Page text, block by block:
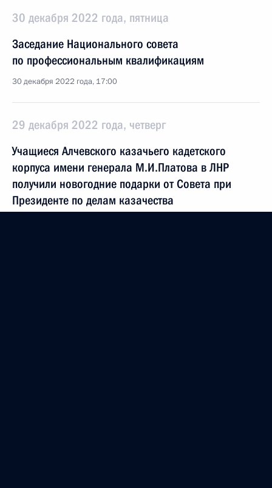
30 декабря 2022 года, пятница
Заседание Национального совета
по профессиональным квалификациям
30 декабря 2022 года, 17:00
29 декабря 2022 года, четверг
Учащиеся Алчевского казачьего кадетского
корпуса имени генерала М.И.Платова в ЛНР
получили новогодние подарки от Совета при
Президенте по делам казачества